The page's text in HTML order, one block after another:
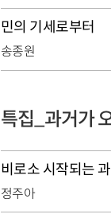
민의 기세로부터
송종원
특집_과거가
비로소 시작되는
정주아